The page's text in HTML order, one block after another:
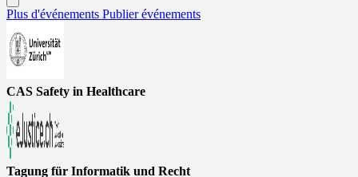
Plus d'événements Publier événements
CAS Safety in Healthcare
Tagung für Informatik und Recht